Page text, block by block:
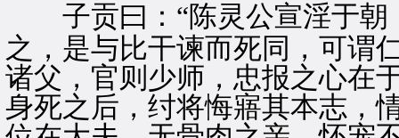
子贡曰：“陈灵公宣淫于朝
之，是与比干谏而死同，可谓
诸父，官则少师，忠报之心在
身死之后，纣将悔寤其本志，